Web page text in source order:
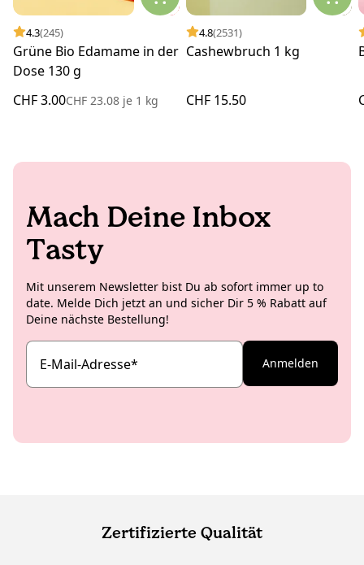
4.3(245)
Grüne Bio Edamame in der
Dose 130 g
CHF 3.00CHF 23.08 je 1 kg
4.8(2531)
Cashewbruch 1 kg
CHF 15.50
Mach Deine Inbox
Tasty
Mit unserem Newsletter bist Du ab sofort immer up to
date. Melde Dich jetzt an und sicher Dir 5 % Rabatt auf
Deine nächste Bestellung!
E-Mail-Adresse* Anmelden
Zertifizierte Qualität